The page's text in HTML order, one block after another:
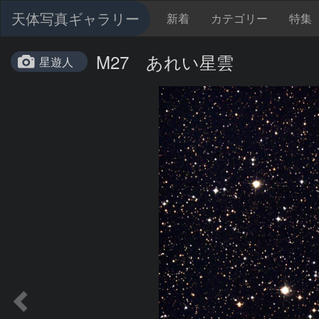
天体写真ギャラリー 新着 カテゴリー 特集
星遊人 M27 あれい星雲